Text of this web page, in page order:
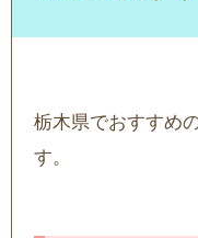
栃木県でおすすめ
す。